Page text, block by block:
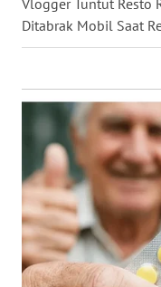
Ditabrak Mobil Saat
WN
WN
JOGJA
WN
JATIM
WN
BALI